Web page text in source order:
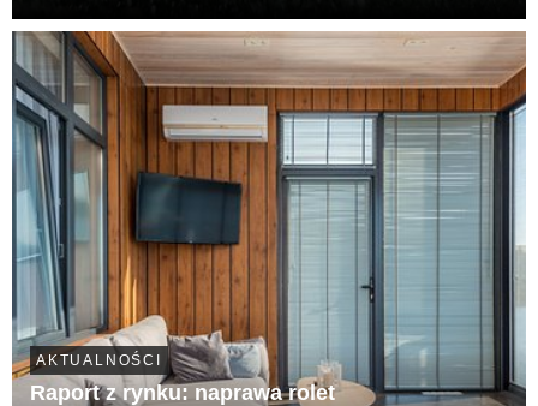
najważniejsze, generuje ogromne straty wody...
AKTUALNOŚCI
Raport z rynku: naprawa rolet